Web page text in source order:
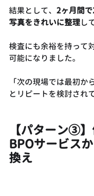
結果として、 2ヶ月間
写真をきれいに整理し
検査にも余裕を持って
可能になりました。
「次の現場では最初か
とリピートを検討され
【パターン③
BPOサービス
換え